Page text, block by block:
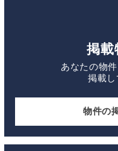
掲載
あなたの物
掲載し
物件の